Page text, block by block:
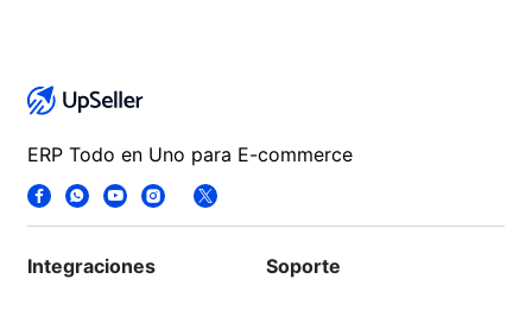
ERP Todo en Uno para E-commerce
Integraciones Soporte